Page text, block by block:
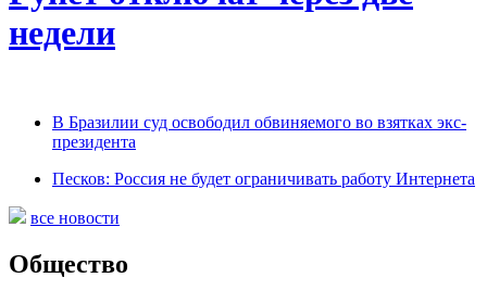
недели
В Бразилии суд освободил обвиняемого во взятках экс-
президента
Песков: Россия не будет ограничивать работу Интернета
все новости
Общество